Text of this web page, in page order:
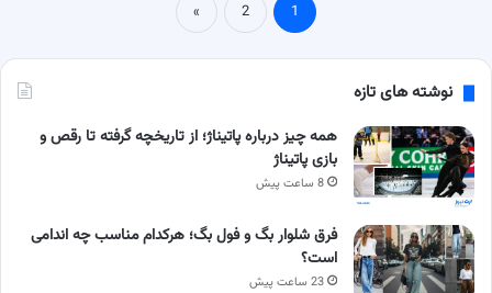
1
2
»
نوشته های تازه
همه چیز درباره پاتیناژ؛ از تاریخچه گرفته تا رقص و
بازی پاتیناژ
8 ساعت پیش
فرق شلوار بگ و فول بگ؛ هرکدام مناسب چه اندامی
است؟
23 ساعت پیش